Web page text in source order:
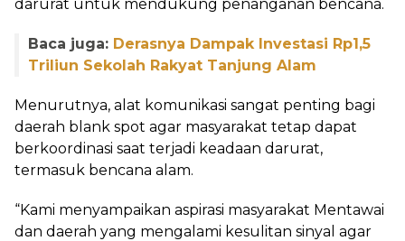
darurat untuk mendukung penanganan bencana.
Baca juga: Derasnya Dampak Investasi Rp1,5
Triliun Sekolah Rakyat Tanjung Alam
Menurutnya, alat komunikasi sangat penting bagi
daerah blank spot agar masyarakat tetap dapat
berkoordinasi saat terjadi keadaan darurat,
termasuk bencana alam.
“Kami menyampaikan aspirasi masyarakat Mentawai
dan daerah yang mengalami kesulitan sinyal agar